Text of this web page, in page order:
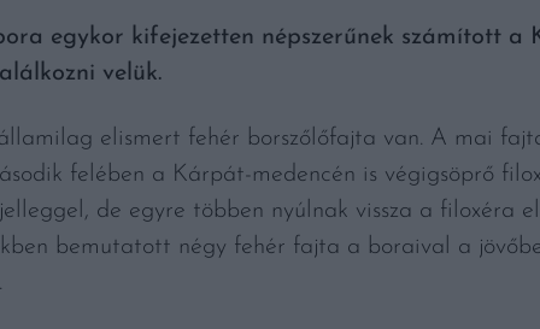
egykor kifejezetten népszerűnek számított a
velük.
elismert fehér borszőlőfajta van. A mai
felében a Kárpát-medencén is végigsöprő
de egyre többen nyúlnak vissza a filoxéra
bemutatott négy fehér fajta a boraival a